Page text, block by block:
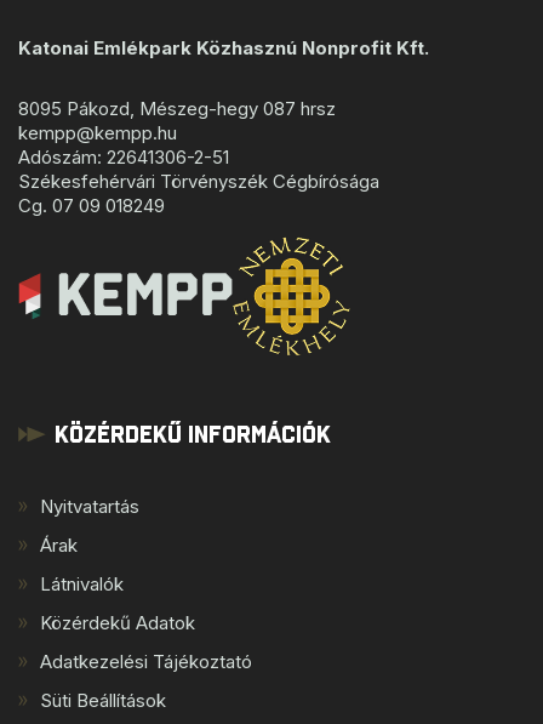
Katonai Emlékpark Közhasznú Nonprofit Kft.
8095 Pákozd, Mészeg-hegy 087 hrsz
kempp@kempp.hu
Adószám: 22641306-2-51
Székesfehérvári Törvényszék Cégbírósága
Cg. 07 09 018249
Közérdekű Információk
Nyitvatartás
Árak
Látnivalók
Közérdekű Adatok
Adatkezelési Tájékoztató
Süti Beállítások